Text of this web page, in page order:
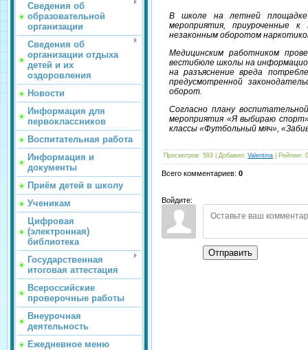
Сведения об
образовательной
организации
Сведения об
организации отдыха
детей и их
оздоровления
Новости
Информация для
первоклассников
Воспитательная работа
Информация и
документы
Приём детей в школу
Ученикам
Цифровая
(электронная)
библиотека
Государственная
итоговая аттестация
Всероссийские
проверочные работы
Внеурочная
деятельность
Ежедневное меню
В школе на летней площадке
мероприятия, приуроченные
незаконным оборотом
Медицинским работником
вестибюле школы на
на разъяснение вреда
предусмотренной
оборот.
Согласно плану
мероприятия «Я выбираю
классы «Футбольный мяч»,
Просмотров: 593 Добавил: Valentina Рейтинг:
Всего комментариев: 0
Войдите:
Отправить